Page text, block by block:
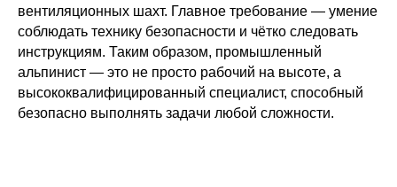
вентиляционных шахт. Главное требование — умение
соблюдать технику безопасности и чётко следовать
инструкциям. Таким образом, промышленный
альпинист — это не просто рабочий на высоте, а
высококвалифицированный специалист, способный
безопасно выполнять задачи любой сложности.